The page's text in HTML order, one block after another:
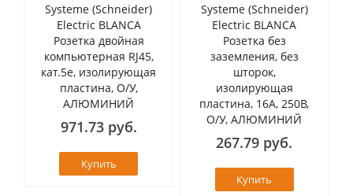
Systeme (Schneider)
Electric BLANCA
Розетка двойная
компьютерная RJ45,
кат.5е, изолирующая
пластина, О/У,
АЛЮМИНИЙ
971.73 руб.
Купить
Systeme (Schneider)
Electric BLANCA
Розетка без
заземления, без
шторок,
изолирующая
пластина, 16А, 250В,
О/У, АЛЮМИНИЙ
267.79 руб.
Купить